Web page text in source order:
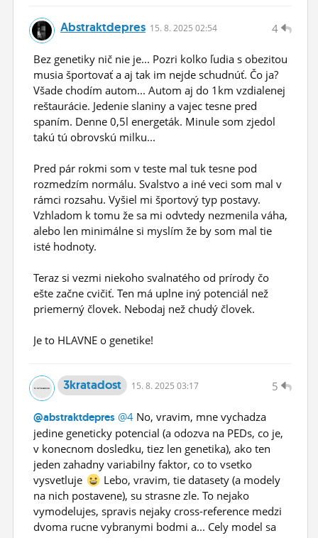
4
Abstraktdepres 15. 8. 2025 02:54
Bez genetiky nič nie je... Pozri kolko ľudia s obezitou
musia športovať a aj tak im nejde schudnúť. Čo ja?
Všade chodím autom... Autom aj do 1km vzdialenej
reštaurácie. Jedenie slaniny a vajec tesne pred
spaním. Denne 0,5l energeták. Minule som zjedol
takú tú obrovskú milku...
Pred pár rokmi som v teste mal tuk tesne pod
rozmedzím normálu. Svalstvo a iné veci som mal v
rámci rozsahu. Vyšiel mi športový typ postavy.
Vzhladom k tomu že sa mi odvtedy nezmenila váha,
alebo len minimálne si myslím že by som mal tie
isté hodnoty.
Teraz si vezmi niekoho svalnatého od prírody čo
ešte začne cvičiť. Ten má uplne iný potenciál než
priemerný človek. Nebodaj než chudý človek.
Je to HLAVNE o genetike!
5
3kratadost 15. 8. 2025 03:17
@abstraktdepres @4 No, vravim, mne vychadza
jedine geneticky potencial (a odozva na PEDs, co je,
v konecnom dosledku, tiez len genetika), ako ten
jeden zahadny variabilny faktor, co to vsetko
vysvetluje
Lebo, vravim, tie datasety (a modely
na nich postavene), su strasne zle. To nejako
vymodelujes, spravis nejaky cross-reference medzi
dvoma rucne vybranymi bodmi a... Cely model sa